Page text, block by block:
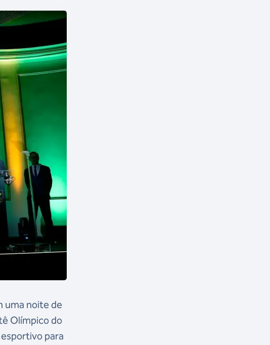
uma noite de
Olímpico do
para